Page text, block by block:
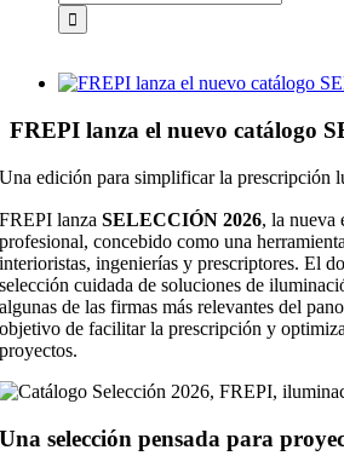
Ver
más
FREPI lanza el nuevo catálogo
Una edición para simplificar la prescripción
FREPI lanzaSELECCIÓN 2026, la nueva
profesional, concebido como una
interioristas, ingenierías y prescriptores. El
selección cuidada de soluciones de
algunas de las firmas más relevantes del
objetivo de facilitar la prescripción y
proyectos.
Una selección pensada para